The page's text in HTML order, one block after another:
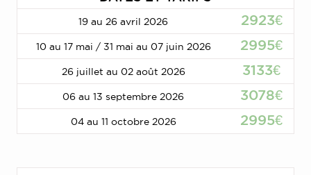
19 au 26 avril 2026 2923€
10 au 17 mai / 31 mai au 07 juin 2026 2995€
26 juillet au 02 août 2026 3133€
06 au 13 septembre 2026 3078€
04 au 11 octobre 2026 2995€